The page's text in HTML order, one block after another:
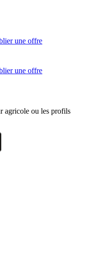
une offre
une offre
agricole ou les profils